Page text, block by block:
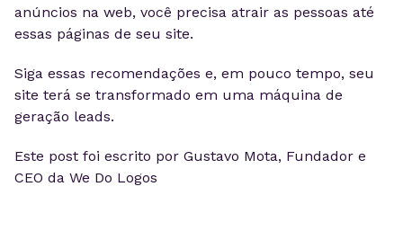
anúncios na web, você precisa atrair as pessoas até
essas páginas de seu site.
Siga essas recomendações e, em pouco tempo, seu
site terá se transformado em uma máquina de
geração leads.
Este post foi escrito por Gustavo Mota, Fundador e
CEO da We Do Logos